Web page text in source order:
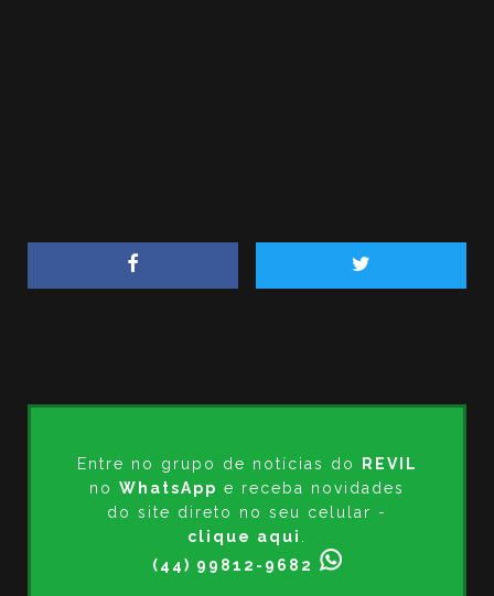
Entre no grupo de notícias do
REVIL
no WhatsApp e receba novidades
do site direto no seu celular -
clique aqui
(44) 99812-9682